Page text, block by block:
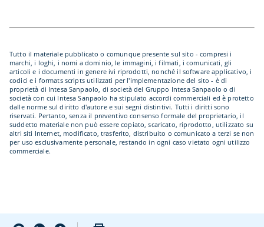
Tutto il materiale pubblicato o comunque presente sul sito - compresi i
marchi, i loghi, i nomi a dominio, le immagini, i filmati, i comunicati, gli
articoli e i documenti in genere ivi riprodotti, nonché il software applicativo, i
codici e i formats scripts utilizzati per l'implementazione del sito - è di
proprietà di Intesa Sanpaolo, di società del Gruppo Intesa Sanpaolo o di
società con cui Intesa Sanpaolo ha stipulato accordi commerciali ed è protetto
dalle norme sul diritto d'autore e sui segni distintivi. Tutti i diritti sono
riservati. Pertanto, senza il preventivo consenso formale del proprietario, il
suddetto materiale non può essere copiato, scaricato, riprodotto, utilizzato su
altri siti Internet, modificato, trasferito, distribuito o comunicato a terzi se non
per uso esclusivamente personale, restando in ogni caso vietato ogni utilizzo
commerciale.